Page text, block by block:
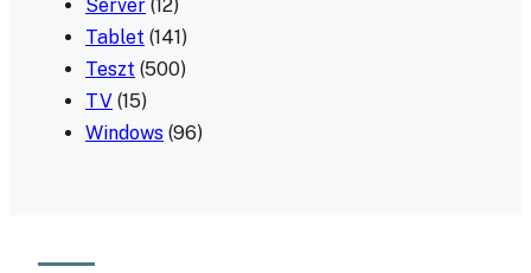
Server (12)
Tablet (141)
Teszt (500)
TV (15)
Windows (96)